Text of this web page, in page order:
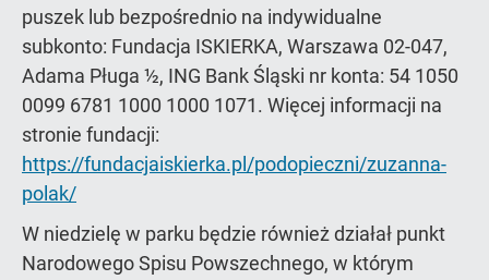
puszek lub bezpośrednio na indywidualne
subkonto: Fundacja ISKIERKA, Warszawa 02-047,
Adama Pługa ½, ING Bank Śląski nr konta: 54 1050
0099 6781 1000 1000 1071. Więcej informacji na
stronie fundacji:
https://fundacjaiskierka.pl/podopieczni/zuzanna-
polak/
W niedzielę w parku będzie również działał punkt
Narodowego Spisu Powszechnego, w którym